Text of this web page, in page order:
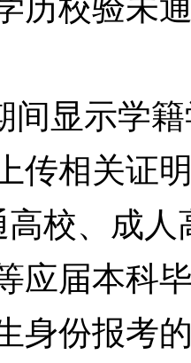
历校验未
间显示学
传相关证
校、成人
应届本科
身份报考